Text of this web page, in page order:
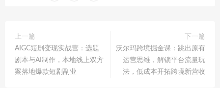
上一篇
AIGC短剧变现实战营：选题
剧本与AI制作，本地线上双方
案落地爆款短剧副业
下一篇
沃尔玛跨境掘金课：跳出原有
运营思维，解锁平台流量玩
法，低成本开拓跨境新营收